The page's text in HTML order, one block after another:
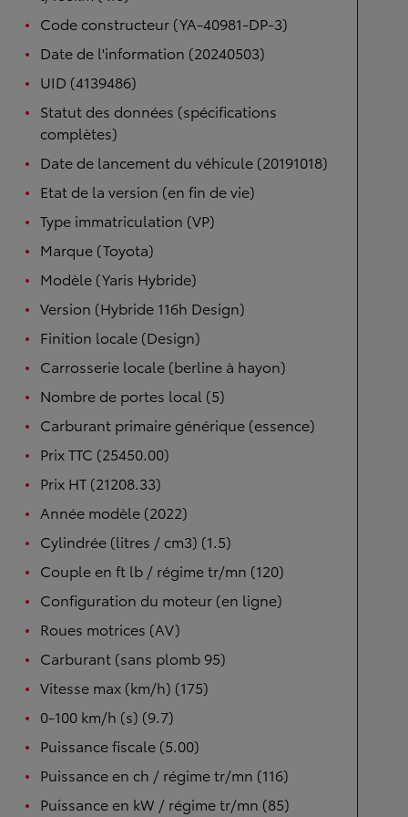
Code constructeur (YA-40981-DP-3)
Date de l'information (20240503)
UID (4139486)
Statut des données (spécifications
complètes)
Date de lancement du véhicule (20191018)
Etat de la version (en fin de vie)
Type immatriculation (VP)
Marque (Toyota)
Modèle (Yaris Hybride)
Version (Hybride 116h Design)
Finition locale (Design)
Carrosserie locale (berline à hayon)
Nombre de portes local (5)
Carburant primaire générique (essence)
Prix TTC (25450.00)
Prix HT (21208.33)
Année modèle (2022)
Cylindrée (litres / cm3) (1.5)
Couple en ft lb / régime tr/mn (120)
Configuration du moteur (en ligne)
Roues motrices (AV)
Carburant (sans plomb 95)
Vitesse max (km/h) (175)
0-100 km/h (s) (9.7)
Puissance fiscale (5.00)
Puissance en ch / régime tr/mn (116)
Puissance en kW / régime tr/mn (85)